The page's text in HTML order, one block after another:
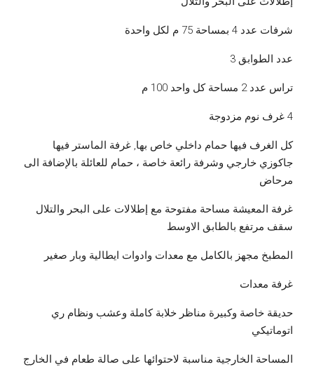
شرفات عدد 4 بمساحة 75 م لكل واحدة
عدد الطوابق 3
تراس عدد 2 مساحة كل واحد 100 م
4 غرف نوم مزدوجة
كل الغرف فيها حمام داخلي خاص بها, غرفة الماستر فيها
جاكوزي خارجي وشرفة رائعة خاصة ، حمام للعائلة بالإضافة الى
مرحاض
غرفة المعيشة مساحة مفتوحة مع إطلالات على البحر والتلال
سقف مرتفع بالطابق الاوسط
المطبخ مجهز بالكامل مع معدات وادوات ايطالية وبار صغير
غرفة معدات
حديقة خاصة وكبيرة مناظر خلابة كاملة وعشب ونظام ري
اتوماتيكي
المساحة الخارجية مناسبة لاحتوائها على صالة طعام في الخارج